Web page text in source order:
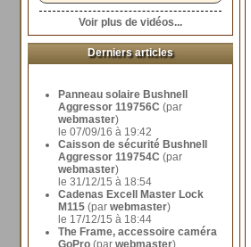
Voir plus de vidéos...
Derniers articles
Panneau solaire Bushnell
Aggressor 119756C (par
webmaster)
le 07/09/16 à 19:42
Caisson de sécurité Bushnell
Aggressor 119754C (par
webmaster)
le 31/12/15 à 18:54
Cadenas Excell Master Lock
M115 (par webmaster)
le 17/12/15 à 18:44
The Frame, accessoire caméra
GoPro (par webmaster)